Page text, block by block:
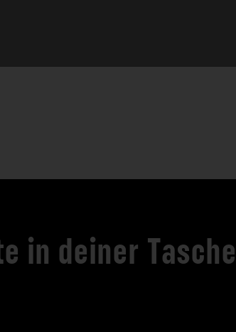
in deiner Tasche